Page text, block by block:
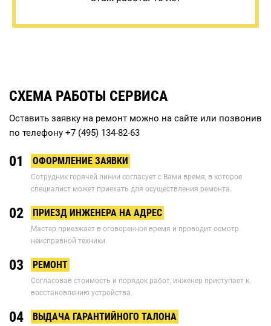
СХЕМА РАБОТЫ СЕРВИСА
Оставить заявку на ремонт можно на сайте или позвонив
по телефону +7 (495) 134-82-63
01 ОФОРМЛЕНИЕ ЗАЯВКИ
Сотрудник горячей линии согласует с Вами время, в которое
специалист может приехать для осуществления ремонта.
02 ПРИЕЗД ИНЖЕНЕРА НА АДРЕС
Мастер приезжает в оговоренное время и проводит осмотр
неисправной техники.
03 РЕМОНТ
Согласовав стоимость и порядок работ, инженер приступает к
восстановлению устройства.
04 ВЫДАЧА ГАРАНТИЙНОГО ТАЛОНА